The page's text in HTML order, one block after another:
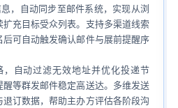
，自动同步至邮件系统，实现从浏
充目标受众列表。支持多渠道线索
可自动触发确认邮件与展前提醒序
，自动过滤无效地址并优化投递节
等群发邮件稳定高送达。多维发送
订数据，帮助主办方评估各阶段沟